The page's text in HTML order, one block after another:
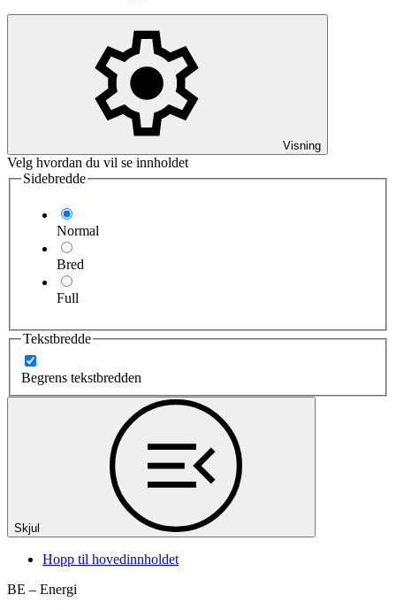
Visning
Velg hvordan du vil se innholdet
Sidebredde
Normal
Bred
Full
Tekstbredde
Begrens tekstbredden
Skjul
Hopp til hovedinnholdet
BE – Energi